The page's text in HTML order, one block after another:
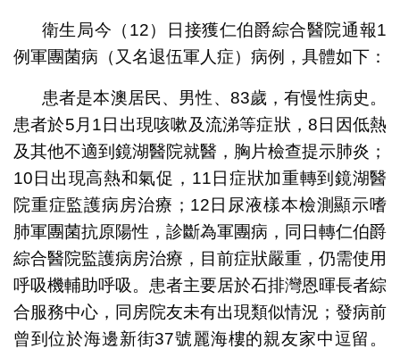
衛生局今（12）日接獲仁伯爵綜合醫院通報1
例軍團菌病（又名退伍軍人症）病例，具體如下：
患者是本澳居民、男性、83歲，有慢性病史。
患者於5月1日出現咳嗽及流涕等症狀，8日因低熱
及其他不適到鏡湖醫院就醫，胸片檢查提示肺炎；
10日出現高熱和氣促，11日症狀加重轉到鏡湖醫
院重症監護病房治療；12日尿液樣本檢測顯示嗜
肺軍團菌抗原陽性，診斷為軍團病，同日轉仁伯爵
綜合醫院監護病房治療，目前症狀嚴重，仍需使用
呼吸機輔助呼吸。患者主要居於石排灣恩暉長者綜
合服務中心，同房院友未有出現類似情況；發病前
曾到位於海邊新街37號麗海樓的親友家中逗留。